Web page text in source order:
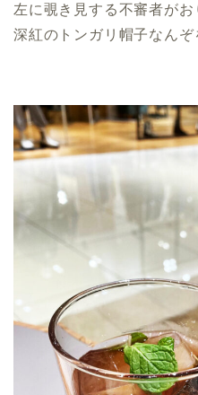
左に覗き見する不審者がお
深紅のトンガリ帽子なんぞ